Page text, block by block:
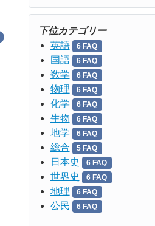
下位カテゴリー
英語
6 FAQ
国語 6 FAQ
数学 6 FAQ
物理 6 FAQ
化学 6 FAQ
生物 6 FAQ
地学 6 FAQ
総合 5 FAQ
日本史 6 FAQ
世界史 6 FAQ
地理 6 FAQ
公民 6 FAQ